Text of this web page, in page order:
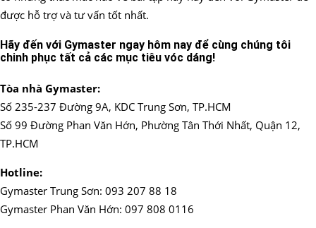
được hỗ trợ và tư vấn tốt nhất.
Hãy đến với Gymaster ngay hôm nay để cùng chúng tôi
chinh phục tất cả các mục tiêu vóc dáng!
Tòa nhà Gymaster:
Số 235-237 Đường 9A, KDC Trung Sơn, TP.HCM
Số 99 Đường Phan Văn Hớn, Phường Tân Thới Nhất, Quận 12,
TP.HCM
Hotline:
Gymaster Trung Sơn: 093 207 88 18
Gymaster Phan Văn Hớn: 097 808 0116